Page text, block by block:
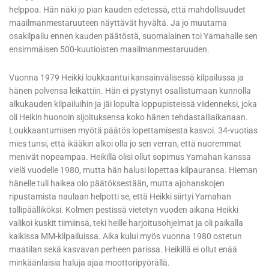
helppoa. Hän näki jo pian kauden edetessä, että mahdollisuudet
maailmanmestaruuteen näyttävät hyvältä. Ja jo muutama
osakilpailu ennen kauden päätöstä, suomalainen toi Yamahalle sen
ensimmäisen 500-kuutioisten maailmanmestaruuden.
Vuonna 1979 Heikki loukkaantui kansainvälisessä kilpailussa ja
hänen polvensa leikattiin. Hän ei pystynyt osallistumaan kunnolla
alkukauden kilpailuihin ja jäi lopulta loppupisteissä viidenneksi, joka
oli Heikin huonoin sijoituksensa koko hänen tehdastalliaikanaan.
Loukkaantumisen myötä päätös lopettamisesta kasvoi. 34-vuotias
mies tunsi, että ikääkin alkoi olla jo sen verran, että nuoremmat
menivät nopeampaa. Heikillä olisi ollut sopimus Yamahan kanssa
vielä vuodelle 1980, mutta hän halusi lopettaa kilpauransa. Hieman
hänelle tuli haikea olo päätöksestään, mutta ajohanskojen
ripustamista naulaan helpotti se, että Heikki siirtyi Yamahan
tallipäälliköksi. Kolmen pestissä vietetyn vuoden aikana Heikki
valikoi kuskit tiimiinsä, teki heille harjoitusohjelmat ja oli paikalla
kaikissa MM-kilpailuissa. Aika kului myös vuonna 1980 ostetun
maatilan sekä kasvavan perheen parissa. Heikillä ei ollut enää
minkäänlaisia haluja ajaa moottoripyörällä.